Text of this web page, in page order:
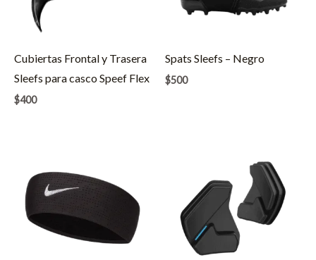
Cubiertas Frontal y Trasera
Sleefs para casco Speef Flex
$400
Spats Sleefs – Negro
$500